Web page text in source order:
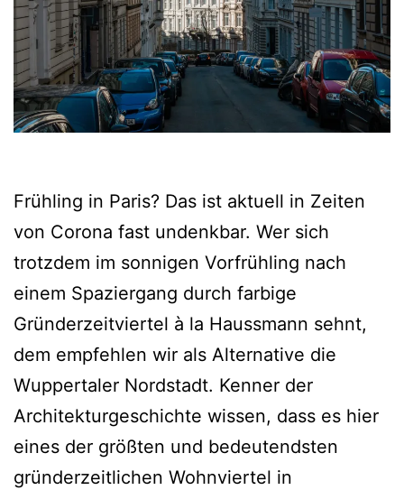
Frühling in Paris? Das ist aktuell in Zeiten
von Corona fast undenkbar. Wer sich
trotzdem im sonnigen Vorfrühling nach
einem Spaziergang durch farbige
Gründerzeitviertel à la Haussmann sehnt,
dem empfehlen wir als Alternative die
Wuppertaler Nordstadt. Kenner der
Architekturgeschichte wissen, dass es hier
eines der größten und bedeutendsten
gründerzeitlichen Wohnviertel in